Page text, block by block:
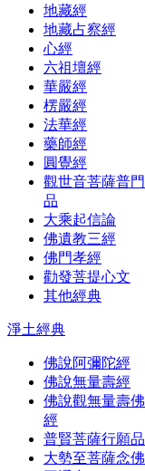
地藏經
地藏占察經
心經
六祖壇經
華嚴經
楞嚴經
法華經
藥師經
圓覺經
觀世音菩薩普門
品
大乘起信論
佛遺教三經
佛門孝經
勸發菩提心文
其他經典
淨土經典
佛說阿彌陀經
佛說無量壽經
佛說觀無量壽佛
經
普賢菩薩行願品
大勢至菩薩念佛